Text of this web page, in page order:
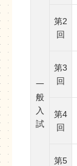
一
般
入
試
第2
回
第3
回
第4
回
第5